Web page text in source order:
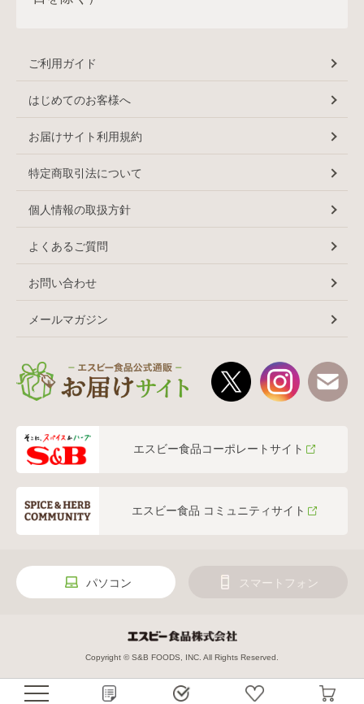
ご利用ガイド
はじめてのお客様へ
お届けサイト利用規約
特定商取引法について
個人情報の取扱方針
よくあるご質問
お問い合わせ
メールマガジン
エスビー食品コーポレートサイト
エスビー食品 コミュニティサイト
パソコン スマートフォン
Copyright © S&B FOODS, INC. All Rights Reserved.